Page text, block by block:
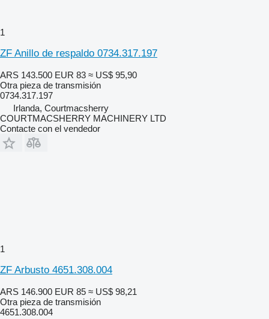
1
ZF Anillo de respaldo 0734.317.197
ARS 143.500 EUR 83 ≈ US$ 95,90
Otra pieza de transmisión
0734.317.197
Irlanda, Courtmacsherry
COURTMACSHERRY MACHINERY LTD
Contacte con el vendedor
1
ZF Arbusto 4651.308.004
ARS 146.900 EUR 85 ≈ US$ 98,21
Otra pieza de transmisión
4651.308.004